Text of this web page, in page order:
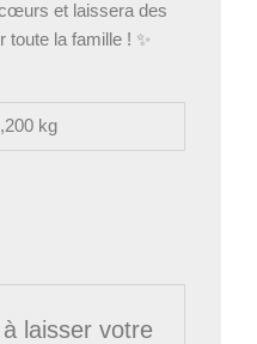
et laissera des
toute la famille ! ✨
kg
laisser votre